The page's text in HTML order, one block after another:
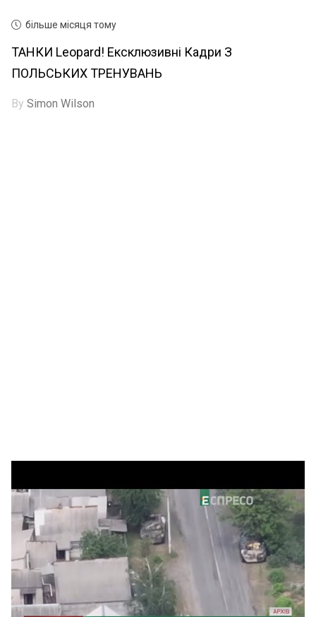
більше місяця тому
ТАНКИ Leopard! Ексклюзивні Кадри З
ПОЛЬСЬКИХ ТРЕНУВАНЬ
BySimon Wilson